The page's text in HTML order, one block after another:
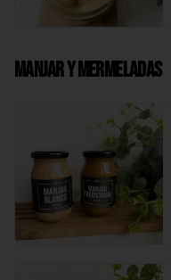
Manjar Y Mermeladas